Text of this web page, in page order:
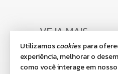
VEJA MAIS
receba nosso
indicadores
Utilizamoscookies para
experiência, melhorar o
como você interage em